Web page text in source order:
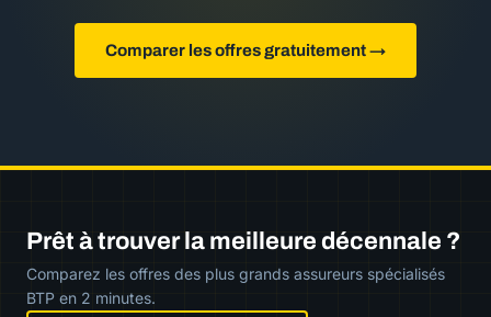
Comparer les offres gratuitement →
Prêt à trouver la meilleure décennale ?
Comparez les offres des plus grands assureurs spécialisés
BTP en 2 minutes.